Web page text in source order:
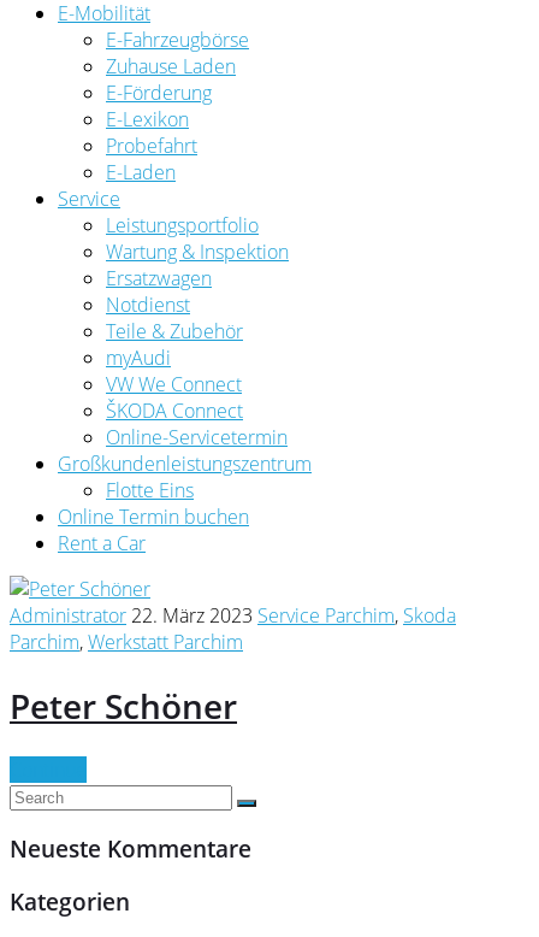
E-Mobilität
E-Fahrzeugbörse
Zuhause Laden
E-Förderung
E-Lexikon
Probefahrt
E-Laden
Service
Leistungsportfolio
Wartung & Inspektion
Ersatzwagen
Notdienst
Teile & Zubehör
myAudi
VW We Connect
ŠKODA Connect
Online-Servicetermin
Großkundenleistungszentrum
Flotte Eins
Online Termin buchen
Rent a Car
Administrator 22. März 2023 Service Parchim, Skoda
Parchim,Werkstatt Parchim
Peter Schöner
Neueste Kommentare
Kategorien